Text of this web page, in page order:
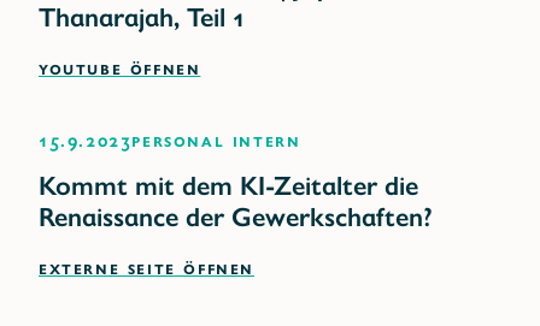
Thanarajah, Teil 1
YOUTUBE ÖFFNEN
15.9.2023Personal intern
Kommt mit dem KI-Zeitalter die
Renaissance der Gewerkschaften?
EXTERNE SEITE ÖFFNEN